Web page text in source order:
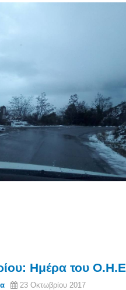
Ημέρα του Ο.Η.Ε
23 Οκτωβρίου 2017